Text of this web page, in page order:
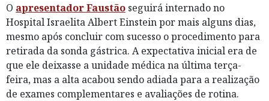
O apresentador Faustão seguirá internado no
Hospital Israelita Albert Einstein por mais alguns dias,
mesmo após concluir com sucesso o procedimento para
retirada da sonda gástrica. A expectativa inicial era de
que ele deixasse a unidade médica na última terça-
feira, mas a alta acabou sendo adiada para a realização
de exames complementares e avaliações de rotina.